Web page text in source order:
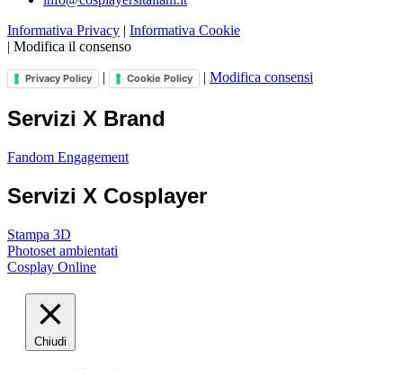
Informativa Privacy | Informativa Cookie
| Modifica il consenso
Privacy Policy Cookie Policy Modifica consensi
Servizi X Brand
Fandom Engagement
Servizi X Cosplayer
Stampa 3D
Photoset ambientati
Cosplay Online
Chiudi